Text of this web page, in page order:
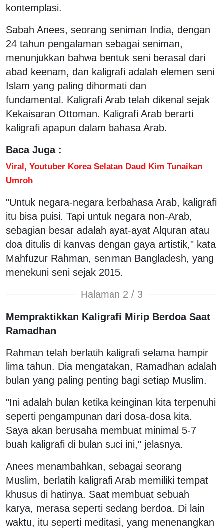
kontemplasi.
Sabah Anees, seorang seniman India, dengan
24 tahun pengalaman sebagai seniman,
menunjukkan bahwa bentuk seni berasal dari
abad keenam, dan kaligrafi adalah elemen seni
Islam yang paling dihormati dan
fundamental. Kaligrafi Arab telah dikenal sejak
Kekaisaran Ottoman. Kaligrafi Arab berarti
kaligrafi apapun dalam bahasa Arab.
Baca Juga :
Viral, Youtuber Korea Selatan Daud Kim Tunaikan
Umroh
"Untuk negara-negara berbahasa Arab, kaligrafi
itu bisa puisi. Tapi untuk negara non-Arab,
sebagian besar adalah ayat-ayat Alquran atau
doa ditulis di kanvas dengan gaya artistik," kata
Mahfuzur Rahman, seniman Bangladesh, yang
menekuni seni sejak 2015.
Halaman 2 / 3
Mempraktikkan Kaligrafi Mirip Berdoa Saat
Ramadhan
Rahman telah berlatih kaligrafi selama hampir
lima tahun. Dia mengatakan, Ramadhan adalah
bulan yang paling penting bagi setiap Muslim.
"Ini adalah bulan ketika keinginan kita terpenuhi
seperti pengampunan dari dosa-dosa kita.
Saya akan berusaha membuat minimal 5-7
buah kaligrafi di bulan suci ini," jelasnya.
Anees menambahkan, sebagai seorang
Muslim, berlatih kaligrafi Arab memiliki tempat
khusus di hatinya. Saat membuat sebuah
karya, merasa seperti sedang berdoa. Di lain
waktu, itu seperti meditasi, yang menenangkan